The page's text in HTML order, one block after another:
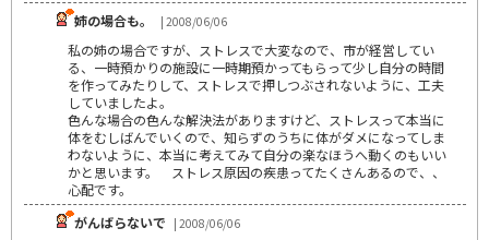
姉の場合も。
| 2008/06/06
私の姉の場合ですが、ストレスで大変なので、市が経営してい
る、一時預かりの施設に一時期預かってもらって少し自分の時間
を作ってみたりして、ストレスで押しつぶされないように、工夫
していましたよ。
色んな場合の色んな解決法がありますけど、ストレスって本当に
体をむしばんでいくので、知らずのうちに体がダメになってしま
わないように、本当に考えてみて自分の楽なほうへ動くのもいい
かと思います。 ストレス原因の疾患ってたくさんあるので、、
心配です。
がんばらないで | 2008/06/06